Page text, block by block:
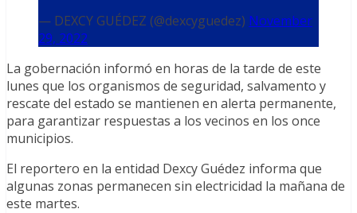
— DEXCY GUÉDEZ (@dexcyguedez) November
29, 2022
La gobernación informó en horas de la tarde de este
lunes que los organismos de seguridad, salvamento y
rescate del estado se mantienen en alerta permanente,
para garantizar respuestas a los vecinos en los once
municipios.
El reportero en la entidad Dexcy Guédez informa que
algunas zonas permanecen sin electricidad la mañana de
este martes.